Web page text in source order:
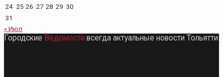
24 25 26 27 28 29 30
31
« Июл
Городские Ведомости всегда актуальные новости Тольятти